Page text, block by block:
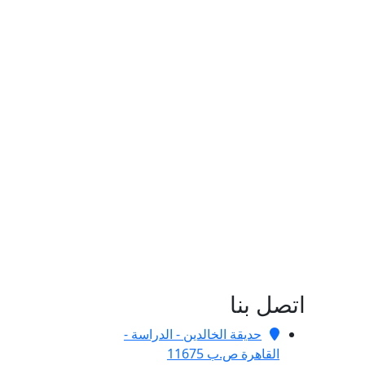
اتصل بنا
حديقة الخالدين - الدراسة -
القاهرة ص.ب 11675